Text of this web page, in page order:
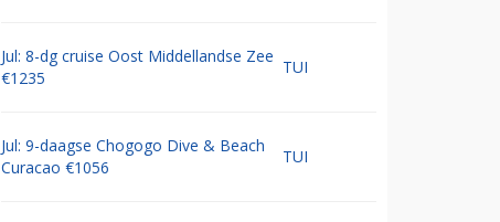
Jul: 8-dg cruise Oost Middellandse Zee
€1235
TUI
Jul: 9-daagse Chogogo Dive & Beach
Curacao €1056
TUI